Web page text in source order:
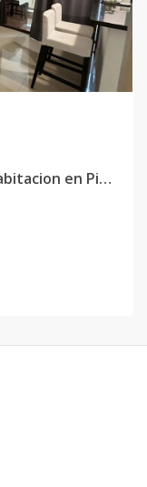
Apartamento amueblado de 1 habitacion en Piantini